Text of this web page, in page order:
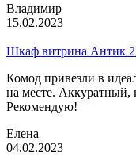
Владимир
15.02.2023
Шкаф витрина Антик 2
Комод привезли в
на месте. Аккуратный,
Рекомендую!
Елена
04.02.2023